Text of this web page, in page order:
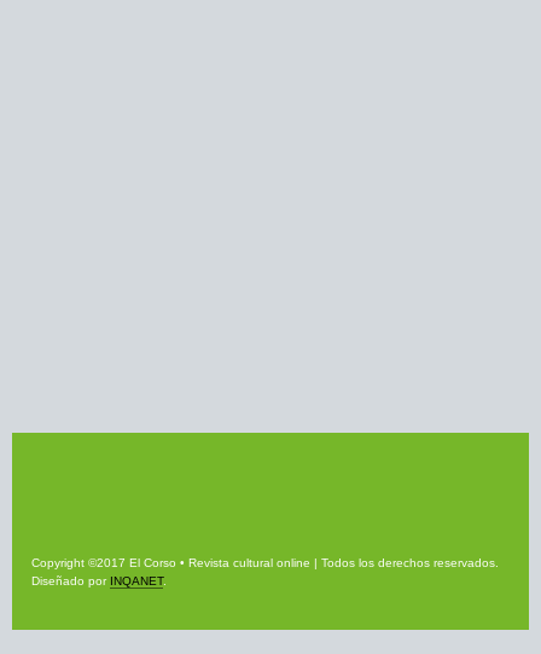
Copyright ©2017 El Corso • Revista cultural online | Todos los derechos reservados.
Diseñado por INQANET.